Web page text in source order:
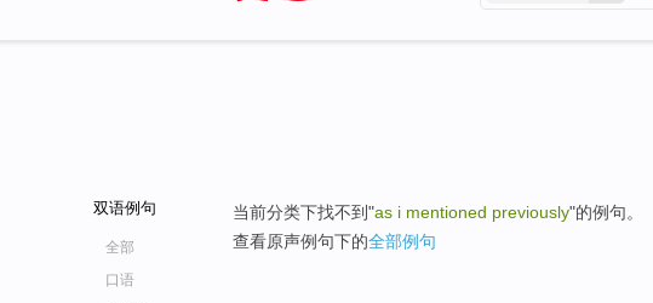
双语例句
全部
口语
当前分类下找不到"as i mentioned previously"的例句。
查看原声例句下的全部例句